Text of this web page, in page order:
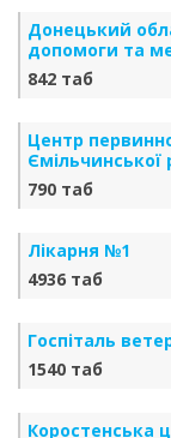
Донецький
допомоги та
842 таб
Центр
Ємільчинської
790 таб
Лікарня №1
4936 таб
Госпіталь
1540 таб
Коростенська